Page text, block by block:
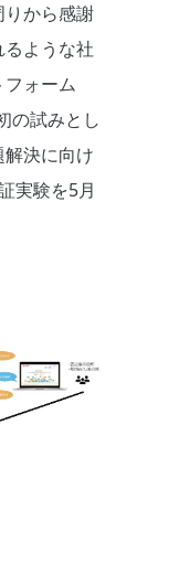
から感謝
ような社
ォーム
の試みとし
決に向け
実験を5月